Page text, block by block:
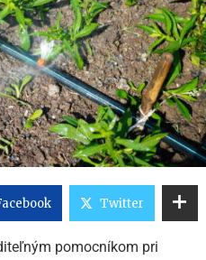
Twitter
pomocníkom pri